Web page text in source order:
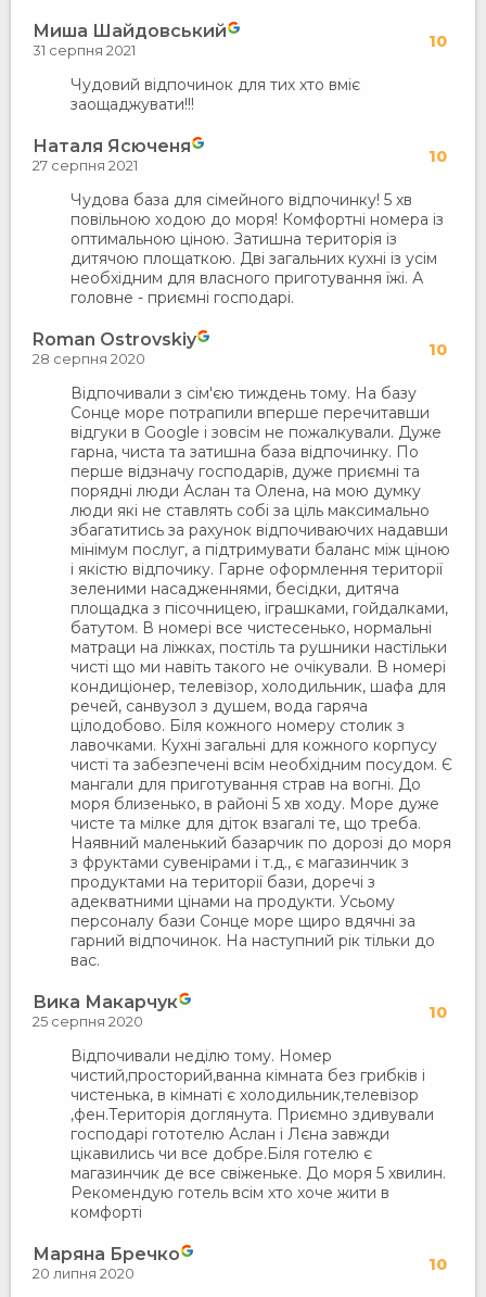
Миша Шайдовський 10
31 серпня 2021
Чудовий відпочинок для тих хто вміє
заощаджувати!!!
Наталя Ясюченя 10
27 серпня 2021
Чудова база для сімейного відпочинку! 5 хв
повільною ходою до моря! Комфортні номера із
оптимальною ціною. Затишна територія із
дитячою площаткою. Дві загальних кухні із усім
необхідним для власного приготування їжі. А
головне - приємні господарі.
Roman Ostrovskiy 10
28 серпня 2020
Відпочивали з сім'єю тиждень тому. На базу
Сонце море потрапили вперше перечитавши
відгуки в Google і зовсім не пожалкували. Дуже
гарна, чиста та затишна база відпочинку. По
перше відзначу господарів, дуже приємні та
порядні люди Аслан та Олена, на мою думку
люди які не ставлять собі за ціль максимально
збагатитись за рахунок відпочиваючих надавши
мінімум послуг, а підтримувати баланс між ціною
і якістю відпочику. Гарне оформлення території
зеленими насадженнями, бесідки, дитяча
площадка з пісочницею, іграшками, гойдалками,
батутом. В номері все чистесенько, нормальні
матраци на ліжках, постіль та рушники настільки
чисті що ми навіть такого не очікували. В номері
кондиціонер, телевізор, холодильник, шафа для
речей, санвузол з душем, вода гаряча
цілодобово. Біля кожного номеру столик з
лавочками. Кухні загальні для кожного корпусу
чисті та забезпечені всім необхідним посудом. Є
мангали для приготування страв на вогні. До
моря близенько, в районі 5 хв ходу. Море дуже
чисте та мілке для діток взагалі те, що треба.
Наявний маленький базарчик по дорозі до моря
з фруктами сувенірами і т.д., є магазинчик з
продуктами на території бази, доречі з
адекватними цінами на продукти. Усьому
персоналу бази Сонце море щиро вдячні за
гарний відпочинок. На наступний рік тільки до
вас.
Вика Макарчук 10
25 серпня 2020
Відпочивали неділю тому. Номер
чистий,просторий,ванна кімната без грибків і
чистенька, в кімнаті є холодильник,телевізор
,фен.Територія доглянута. Приємно здивували
господарі гототелю Аслан і Лєна завжди
цікавились чи все добре.Біля готелю є
магазинчик де все свіженьке. До моря 5 хвилин.
Рекомендую готель всім хто хоче жити в
комфорті
Маряна Бречко 10
20 липня 2020